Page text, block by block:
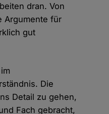
dran. Von
Argumente für
gut
Die
Detail zu gehen,
Fach gebracht,